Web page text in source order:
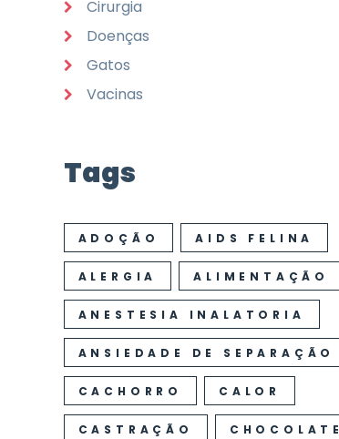
Cirurgia
Doenças
Gatos
Vacinas
Tags
ADOÇÃO AIDS FELINA
ALERGIA ALIMENTAÇÃO
ANESTESIA INALATORIA
ANSIEDADE DE SEPARAÇÃO
CACHORRO CALOR
CASTRAÇÃO CHOCOLATE